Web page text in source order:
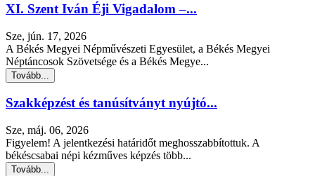
XI. Szent Iván Éji Vigadalom –...
Sze, jún. 17, 2026
A Békés Megyei Népművészeti Egyesület, a Békés Megyei
Néptáncosok Szövetsége és a Békés Megye...
Tovább...
Szakképzést és tanúsítványt nyújtó...
Sze, máj. 06, 2026
Figyelem! A jelentkezési határidőt meghosszabbítottuk. A
békéscsabai népi kézműves képzés több...
Tovább...